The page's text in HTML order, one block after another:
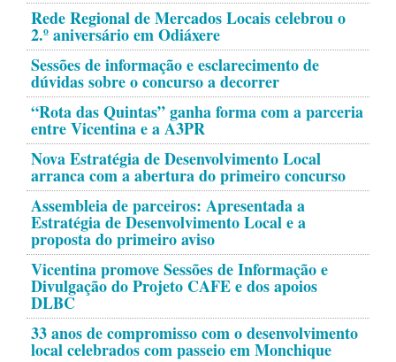
Rede Regional de Mercados Locais celebrou o
2.º aniversário em Odiáxere
Sessões de informação e esclarecimento de
dúvidas sobre o concurso a decorrer
“Rota das Quintas” ganha forma com a parceria
entre Vicentina e a A3PR
Nova Estratégia de Desenvolvimento Local
arranca com a abertura do primeiro concurso
Assembleia de parceiros: Apresentada a
Estratégia de Desenvolvimento Local e a
proposta do primeiro aviso
Vicentina promove Sessões de Informação e
Divulgação do Projeto CAFE e dos apoios
DLBC
33 anos de compromisso com o desenvolvimento
local celebrados com passeio em Monchique